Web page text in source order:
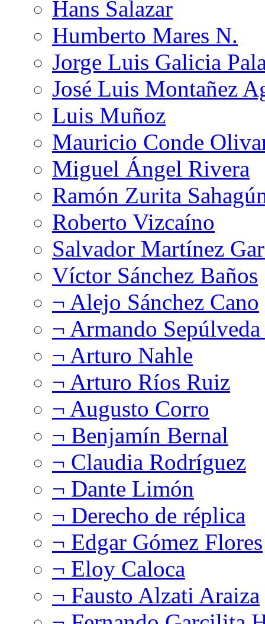
Hans Salazar
Humberto Mares N.
Jorge Luis Galicia
José Luis Montañez
Luis Muñoz
Mauricio Conde
Miguel Ángel Rivera
Ramón Zurita
Roberto Vizcaíno
Salvador Martínez
Víctor Sánchez Baños
¬ Alejo Sánchez Cano
¬ Armando
¬ Arturo Nahle
¬ Arturo Ríos Ruiz
¬ Augusto Corro
¬ Benjamín Bernal
¬ Claudia Rodríguez
¬ Dante Limón
¬ Derecho de réplica
¬ Edgar Gómez Flores
¬ Eloy Caloca
¬ Fausto Alzati Araiza